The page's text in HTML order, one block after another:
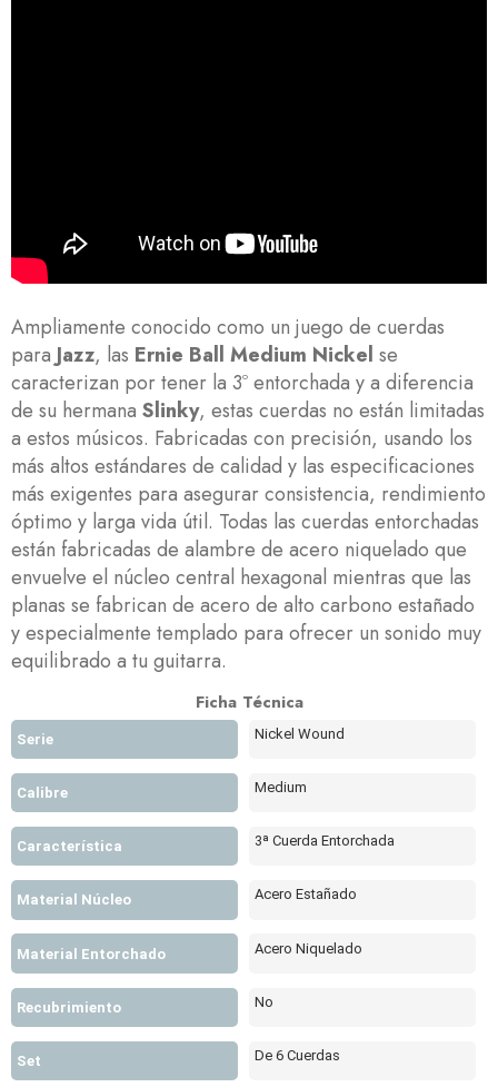
Ampliamente conocido como un juego de cuerdas
para Jazz, las Ernie Ball Medium Nickel se
caracterizan por tener la 3º entorchada y a diferencia
de su hermana Slinky, estas cuerdas no están limitadas
a estos músicos. Fabricadas con precisión, usando los
más altos estándares de calidad y las especificaciones
más exigentes para asegurar consistencia, rendimiento
óptimo y larga vida útil. Todas las cuerdas entorchadas
están fabricadas de alambre de acero niquelado que
envuelve el núcleo central hexagonal mientras que las
planas se fabrican de acero de alto carbono estañado
y especialmente templado para ofrecer un sonido muy
equilibrado a tu guitarra.
Ficha Técnica
Serie Nickel Wound
Calibre Medium
Característica 3ª Cuerda Entorchada
Material Núcleo Acero Estañado
Material Entorchado Acero Niquelado
Recubrimiento No
Set De 6 Cuerdas